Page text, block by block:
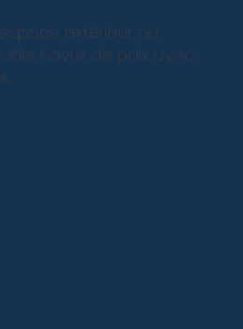
extérieur ou
havre de paix avec